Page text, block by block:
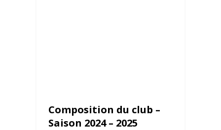
Composition du club –
Saison 2024 – 2025